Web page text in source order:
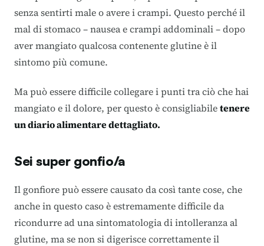
senza sentirti male o avere i crampi. Questo perché il
mal di stomaco – nausea e crampi addominali – dopo
aver mangiato qualcosa contenente glutine è il
sintomo più comune.
Ma può essere difficile collegare i punti tra ciò che hai
mangiato e il dolore, per questo è consigliabiletenere
un diario alimentare dettagliato.
Sei super gonfio/a
Il gonfiore può essere causato da così tante cose, che
anche in questo caso è estremamente difficile da
ricondurre ad una sintomatologia di intolleranza al
glutine, ma se non si digerisce correttamente il